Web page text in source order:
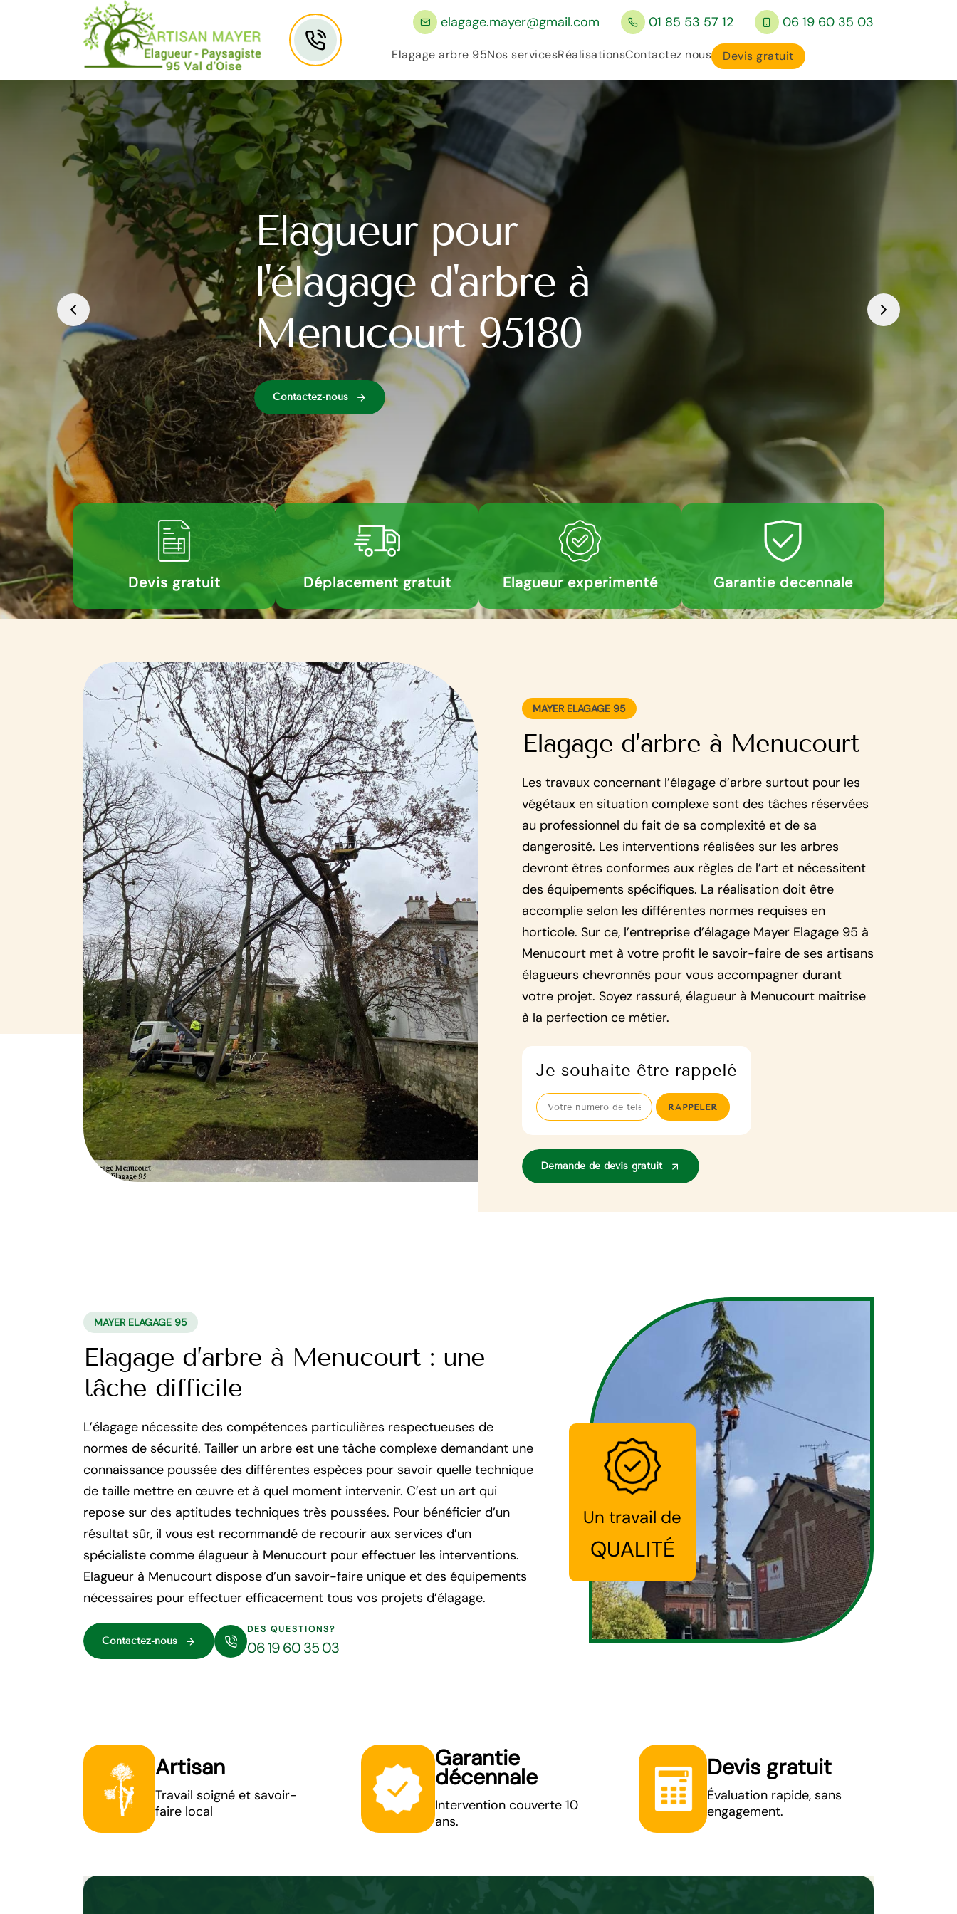
elagage.mayer@gmail.com 01 85 53 57 12 06 19 60 35 03
Elagage arbre 95Nos servicesRéalisationsContactez nous Devis gratuit
Elagueur pour
l'élagage d'arbre à
Menucourt 95180
Contactez-nous
Devis gratuit Déplacement gratuit Elagueur experimenté Garantie decennale
MAYER ELAGAGE 95
Elagage d’arbre à Menucourt
Les travaux concernant l’élagage d’arbre surtout pour les
végétaux en situation complexe sont des tâches réservées
au professionnel du fait de sa complexité et de sa
dangerosité. Les interventions réalisées sur les arbres
devront êtres conformes aux règles de l’art et nécessitent
des équipements spécifiques. La réalisation doit être
accomplie selon les différentes normes requises en
horticole. Sur ce, l’entreprise d’élagage Mayer Elagage 95 à
Menucourt met à votre profit le savoir-faire de ses artisans
élagueurs chevronnés pour vous accompagner durant
votre projet. Soyez rassuré, élagueur à Menucourt maitrise
à la perfection ce métier.
Je souhaite être rappelé
Demande de devis gratuit
MAYER ELAGAGE 95
Elagage d’arbre à Menucourt : une
tâche difficile
L’élagage nécessite des compétences particulières respectueuses de
normes de sécurité. Tailler un arbre est une tâche complexe demandant une
connaissance poussée des différentes espèces pour savoir quelle technique
de taille mettre en œuvre et à quel moment intervenir. C’est un art qui
repose sur des aptitudes techniques très poussées. Pour bénéficier d’un
résultat sûr, il vous est recommandé de recourir aux services d’un
spécialiste comme élagueur à Menucourt pour effectuer les interventions.
Elagueur à Menucourt dispose d’un savoir-faire unique et des équipements
nécessaires pour effectuer efficacement tous vos projets d’élagage.
Contactez-nous
DES QUESTIONS?
06 19 60 35 03
Un travail de
QUALITÉ
Artisan
Travail soigné et savoir-
faire local
Garantie
décennale
Intervention couverte 10
ans.
Devis gratuit
Évaluation rapide, sans
engagement.